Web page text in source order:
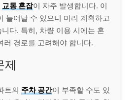
교통 혼잡이 자주 발생합니다. 이
늘어날 수 있으니 미리 계획하고
다. 특히, 차량 이용 시에는 혼
러 경로를 고려해야 합니다.
제
트의 주차 공간이 부족할 수도 있